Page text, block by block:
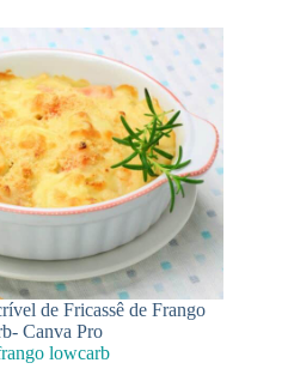
de Fricassê de Frango
Canva Pro
lowcarb